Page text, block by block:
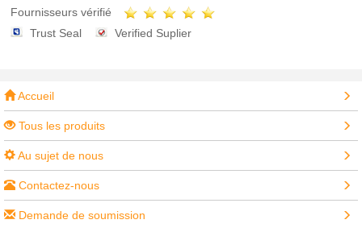
Fournisseurs vérifié
Trust Seal
Verified Suplier
Accueil
Tous les produits
Au sujet de nous
Contactez-nous
Demande de soumission